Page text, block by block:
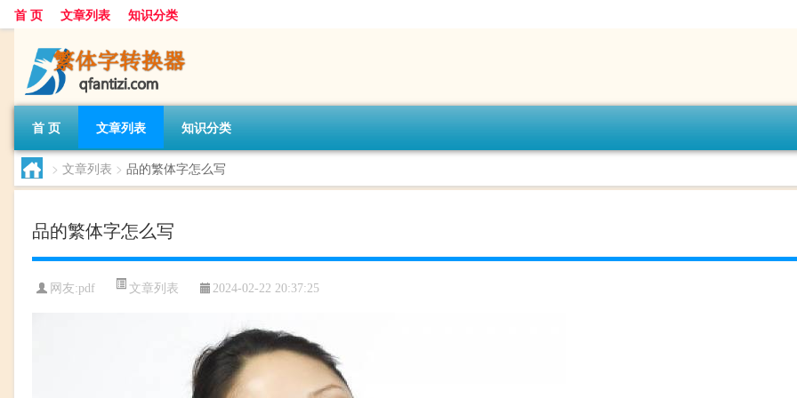
首 页 文章列表 知识分类
首 页 文章列表 知识分类
> 文章列表 > 品的繁体字怎么写
品的繁体字怎么写
网友:pdf 文章列表 2024-02-22 20:37:25